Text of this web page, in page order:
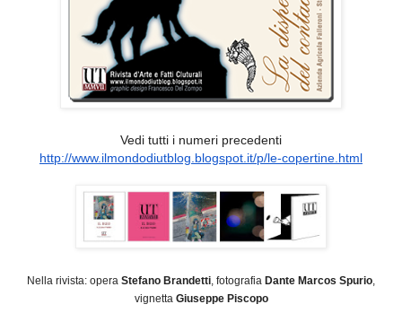
Vedi tutti i numeri precedenti
http://www.ilmondodiutblog. blogspot.it/p/le-copertine. html
Nella rivista: opera Stefano Brandetti, fotografia Dante Marcos Spurio,
vignettaGiuseppe Piscopo